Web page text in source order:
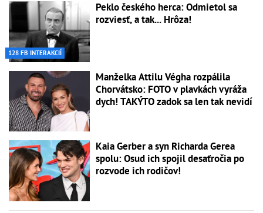
128 FB INTERAKCIÍ
Peklo českého herca: Odmietol sa
rozviesť, a tak... Hrôza!
Manželka Attilu Végha rozpálila
Chorvátsko: FOTO v plavkách vyráža
dych! TAKÝTO zadok sa len tak nevidí
Kaia Gerber a syn Richarda Gerea
spolu: Osud ich spojil desaťročia po
rozvode ich rodičov!